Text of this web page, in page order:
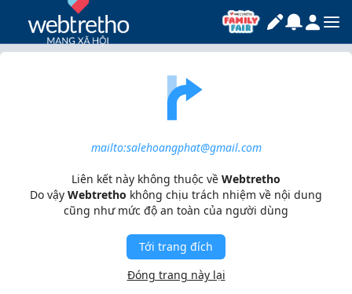
mailto:salehoangphat@gmail.com
Liên kết này không thuộc về Webtretho
Do vậy Webtretho không chịu trách nhiệm về nội dung
cũng như mức độ an toàn của người dùng
Tới trang đích
Đóng trang này lại